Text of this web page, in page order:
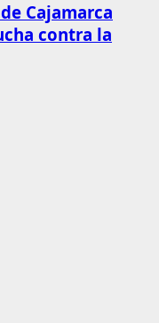
Cajamarca
contra la